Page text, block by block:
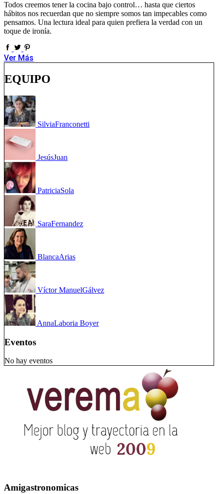
Todos creemos tener la cocina bajo control… hasta que ciertos
hábitos nos recuerdan que no siempre somos tan impecables como
pensamos. Una lectura ideal para quien prefiera la verdad con un
toque de ironía.
Ver Más
EQUIPO
SilviaFranconetti
JesúsJuan
PatriciaSola
SaraFernandez
BlancaArias
Víctor ManuelGálvez
AnnaLaboria Boyer
Eventos
No hay eventos
Amigastronomicas